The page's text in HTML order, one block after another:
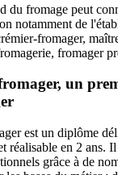
du fromage peut
notamment de
fromager,
fromager
un
est un diplôme
réalisable en 2 ans.
grâce à de